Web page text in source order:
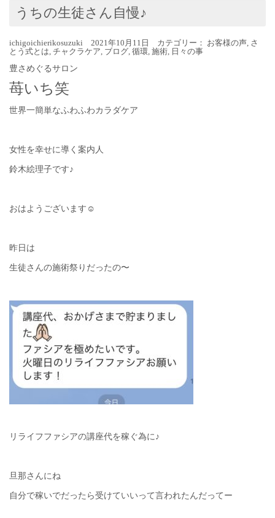
うちの生徒さん自慢♪
ichigoichierikosuzuki 2021年10月11日 カテゴリー： お客様の声, さ
とう式とは, チャクラケア, ブログ, 循環, 施術, 日々の事
豊さめぐるサロン
苺いち笑
世界一簡単なふわふわカラダケア
女性を幸せに導く案内人
鈴木絵理子です♪
おはようございます☺︎
昨日は
生徒さんの施術祭りだったの〜
リライフファシアの講座代を稼ぐ為に♪
旦那さんにね
自分で稼いでだったら受けていいって言われたんだってー